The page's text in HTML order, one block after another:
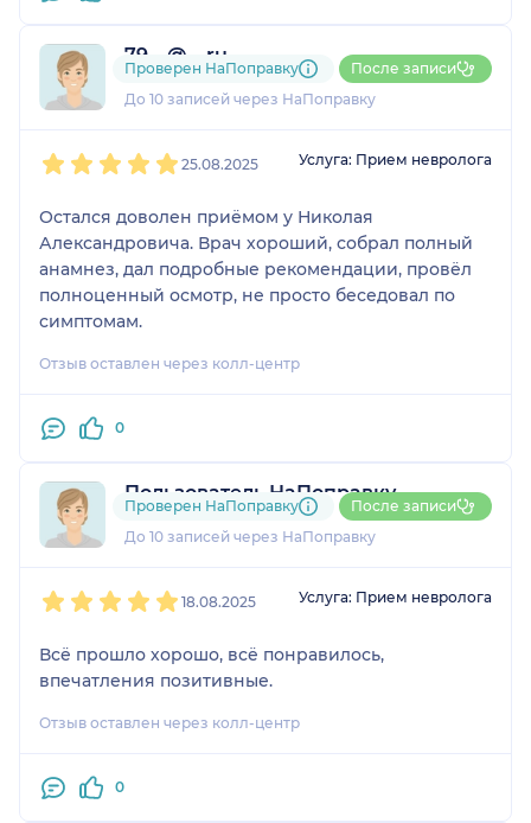
79....@....ru
3 отзываи 1 оценка
До 10 записей через НаПоправку
Проверен НаПоправку После записи
25.08.2025 Услуга: Прием невролога
Остался доволен приёмом у Николая
Александровича. Врач хороший, собрал полный
анамнез, дал подробные рекомендации, провёл
полноценный осмотр, не просто беседовал по
симптомам.
Отзыв оставлен через колл-центр
0
Пользователь НаПоправку
2 отзыва
До 10 записей через НаПоправку
Проверен НаПоправку После записи
18.08.2025 Услуга: Прием невролога
Всё прошло хорошо, всё понравилось,
впечатления позитивные.
Отзыв оставлен через колл-центр
0